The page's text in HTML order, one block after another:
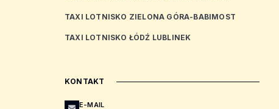
TAXI LOTNISKO ZIELONA GÓRA-BABIMOST
TAXI LOTNISKO ŁÓDŹ LUBLINEK
KONTAKT
E-MAIL